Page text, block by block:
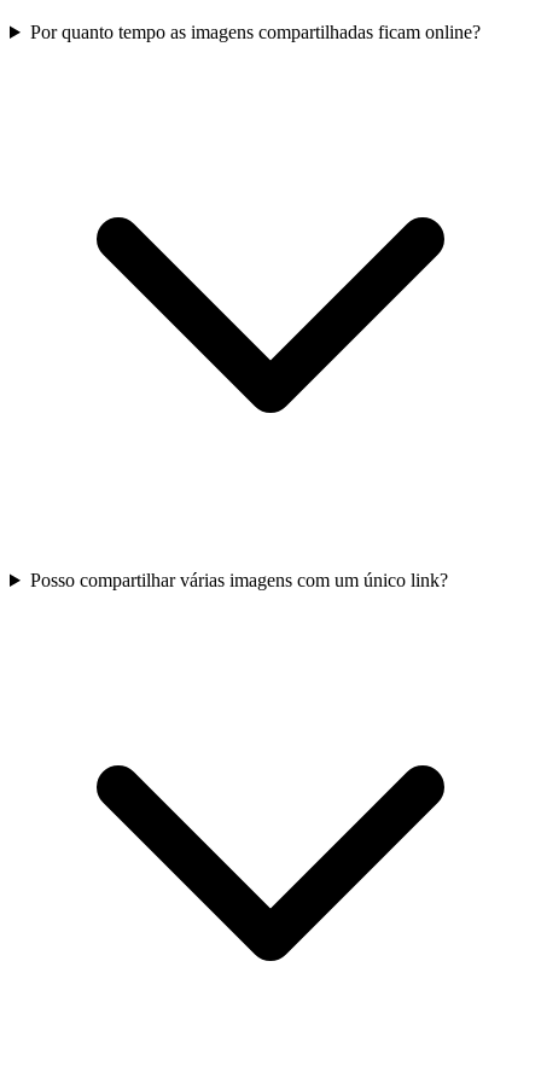
Por quanto tempo as imagens compartilhadas ficam online?
Posso compartilhar várias imagens com um único link?